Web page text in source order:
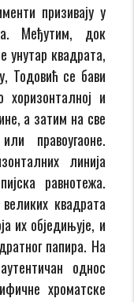
призивају у
Међутим, док
унутар квадрата,
Тодовић се бави
и
а затим на све
правоугаоне.
линија
равнотежа.
квадрата
их обједињује, и
папира. На
однос
хроматске